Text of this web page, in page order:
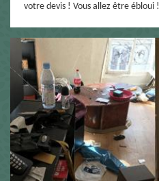
votre devis ! Vous allez être ébloui !